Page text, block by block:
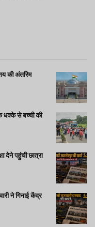
की अंतरिम
से बच्ची की
पहुंची छात्रा
ने गिनाई केंद्र